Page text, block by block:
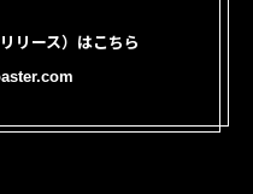
リース）はこちら